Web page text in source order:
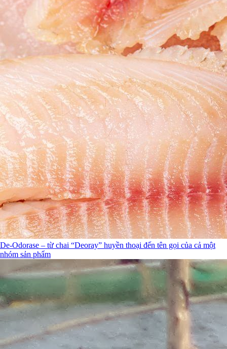
De-Odorase – từ chai “Deoray” huyền thoại đến tên gọi của cả một
nhóm sản phẩm